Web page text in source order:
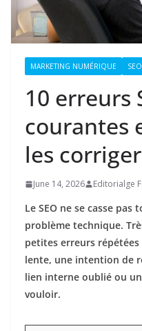
MARKETING NUMÉRIQUE SEO
10 erreurs
courantes
les
June 14, 2026 Editorialge
Le SEO ne se casse pas
problème technique.
petites erreurs
lente, une intention de
lien interne oublié ou
vouloir.